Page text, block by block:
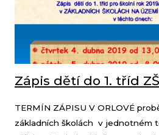
Zápis dětí do 1. tříd ZŠ
TERMÍN ZÁPISU V ORLOVÉ
základních školách v jednotném